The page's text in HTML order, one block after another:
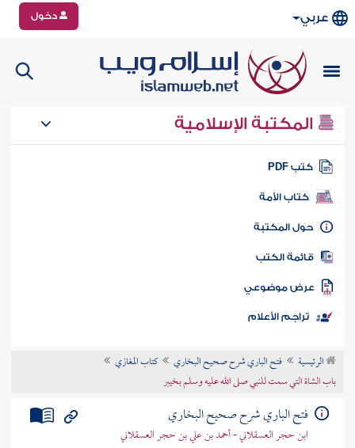
عربي دخول
المكتبة الإسلامية
كتب PDF
كتاب الأمة
المكتبة
الكتب
موضوعي
تراجم الأعلام
الرئيسية فتح الباري شرح صحيح البخاري
كتاب المغازي
باب الشاة التي سمت للنبي صلى الله عليه وسلم بخيبر
فتح الباري شرح صحيح البخاري
ابن حجر العسقلاني - أحمد بن علي بن حجر العسقلاني